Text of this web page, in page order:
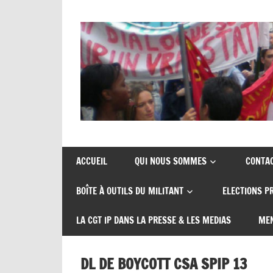
CGT
insertion
probation
de
syndicats
insertion
ACCUEIL QUI NOUS SOMMES
BOÎTE À OUTILS DU MILITANT ELECTIONS
LA CGT IP DANS LA PRESSE & LES MEDIAS
DL DE BOYCOTT CSA SPIP 13